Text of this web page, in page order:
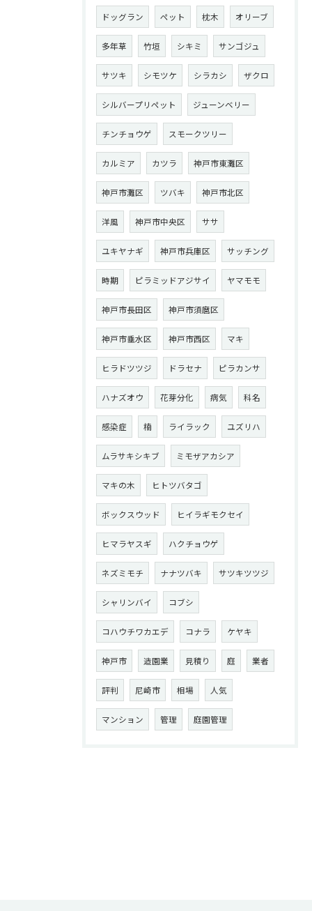
ドッグラン ペット 枕木 オリーブ
多年草 竹垣 シキミ サンゴジュ
サツキ シモツケ シラカシ ザクロ
シルバープリペット ジューンベリー
チンチョウゲ スモークツリー
カルミア カツラ 神戸市東灘区
神戸市灘区 ツバキ 神戸市北区
洋風 神戸市中央区 ササ
ユキヤナギ 神戸市兵庫区 サッチング
時期 ピラミッドアジサイ ヤマモモ
神戸市長田区 神戸市須麿区
神戸市垂水区 神戸市西区 マキ
ヒラドツツジ ドラセナ ピラカンサ
ハナズオウ 花芽分化 病気 科名
感染症 楠 ライラック ユズリハ
ムラサキシキブ ミモザアカシア
マキの木 ヒトツバタゴ
ボックスウッド ヒイラギモクセイ
ヒマラヤスギ ハクチョウゲ
ネズミモチ ナナツバキ サツキツツジ
シャリンバイ コブシ
コハウチワカエデ コナラ ケヤキ
神戸市 造園業 見積り 庭 業者
評判 尼崎市 相場 人気
マンション 管理 庭園管理